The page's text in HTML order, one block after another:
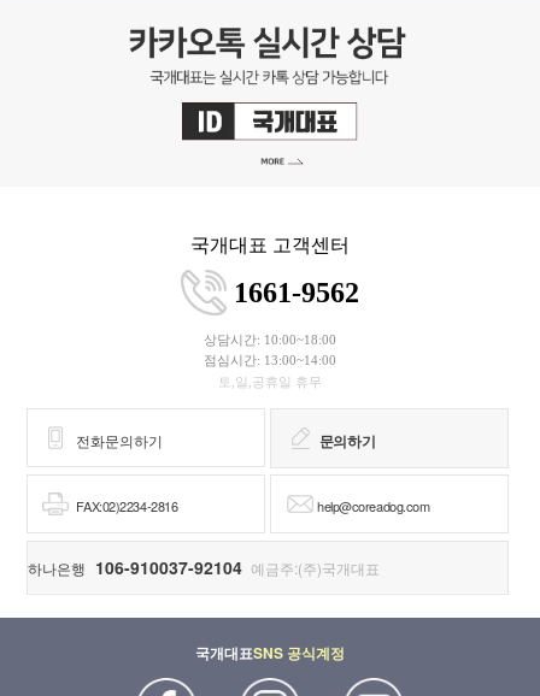
국개대표 고객센터
1661-9562
상담시간: 10:00~18:00
점심시간: 13:00~14:00
토,일,공휴일 휴무
전화문의하기 문의하기
FAX:02)2234-2816 help@coreadog.com
하나은행 106-910037-92104 예금주:(주)국개대표
국개대표SNS 공식계정